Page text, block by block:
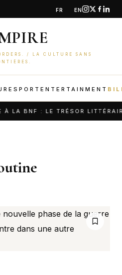
FR EN
/ LA CULTURE SANS
SPORT ENTERTAINMENT
LA BNF : LE TRÉSOR